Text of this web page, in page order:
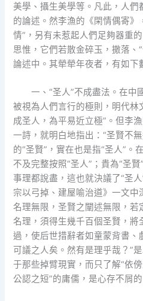
美學、攝生美學等。凡此，人們
的論述。然李漁的《閑情偶寄》
情”，另有未惹起人們足夠器重
思惟，它們若散金碎玉，撒落、
論述中。其犖犖年夜者，有如下
一、“圣人”不成盡法。在中
被視為人們言行的極則，明代林
成圣人，為平易近立極”。但李
一詩，就明白地指出：“圣賢不
的“圣賢”，實在也是指“圣人”。
不及完整按照“圣人”；貴為“圣
事理都說盡，這也就決議了“圣
宗以弓掉、建屋喻治道》一文中
名理無限，圣賢之闡述無限，若
名理，須得生幾千百個圣賢，將
過，使后世措辭者如童蒙背書、
可議之人矣。然有是理乎哉？”是
于那些掉臂現實，而只了解“依
公認之短”的庸儒，是心存不屑的